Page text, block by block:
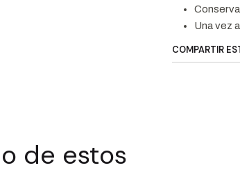
Una vez
COMPARTIR
de estos